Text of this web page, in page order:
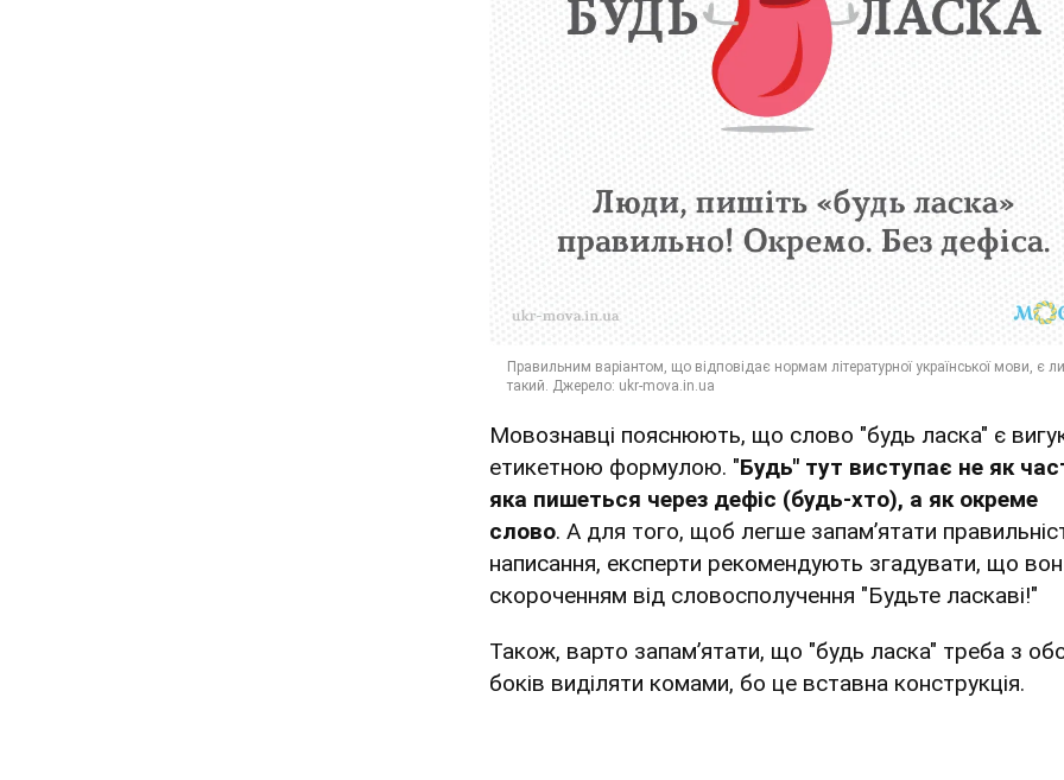
Мовознавці пояснюють, що слово "будь ласка" є
етикетною формулою. "Будь" тут виступає не як
яка пишеться через дефіс (будь-хто), а як окреме
слово. А для того, щоб легше запам’ятати
написання, експерти рекомендують згадувати, що
скороченням від словосполучення "Будьте ласкаві!"
Також, варто запам’ятати, що "будь ласка" треба з
боків виділяти комами, бо це вставна конструкція.